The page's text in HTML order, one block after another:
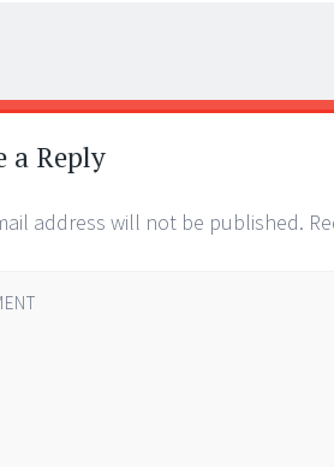
a Reply
address will not be published.